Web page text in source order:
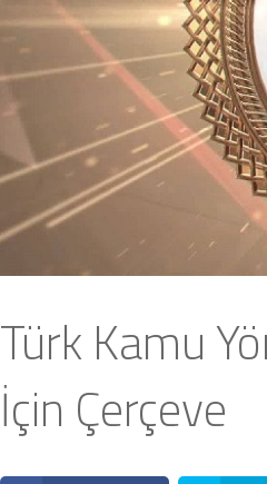
Türk Kamu
İçin Çerçeve